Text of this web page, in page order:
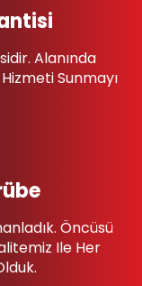
Öncüsü
Ile Her
Alanında
Sunmayı